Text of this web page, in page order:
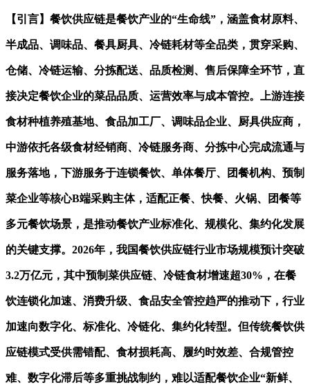
【引言】餐饮供应链是餐饮产业的“生命线”，涵盖食材原料、
半成品、调味品、餐具厨具、冷链耗材等全品类，贯穿采购、
仓储、冷链运输、分拣配送、品质检测、售后保障全环节，直
接决定餐饮企业的菜品品质、运营效率与成本管控。上游连接
食材种植养殖基地、食品加工厂、调味品企业、厨具供应商，
中游依托各级食材经销商、冷链服务商、分拣中心完成流通与
服务落地，下游服务于连锁餐饮、单体餐厅、团餐机构、预制
菜企业等核心B端采购主体，适配正餐、快餐、火锅、团餐等
多元餐饮场景，是推动餐饮产业标准化、规模化、集约化发展
的关键支撑。2026年，我国餐饮供应链行业市场规模预计突破
3.2万亿元，其中预制菜供应链、冷链食材增速超30%，在餐
饮连锁化加速、消费升级、食品安全管控趋严的推动下，行业
加速向数字化、标准化、冷链化、集约化转型。但传统餐饮供
应链模式受供需错配、食材损耗高、履约时效差、合规管控
难、数字化滞后等多重挑战制约，难以适配餐饮企业“新鲜、